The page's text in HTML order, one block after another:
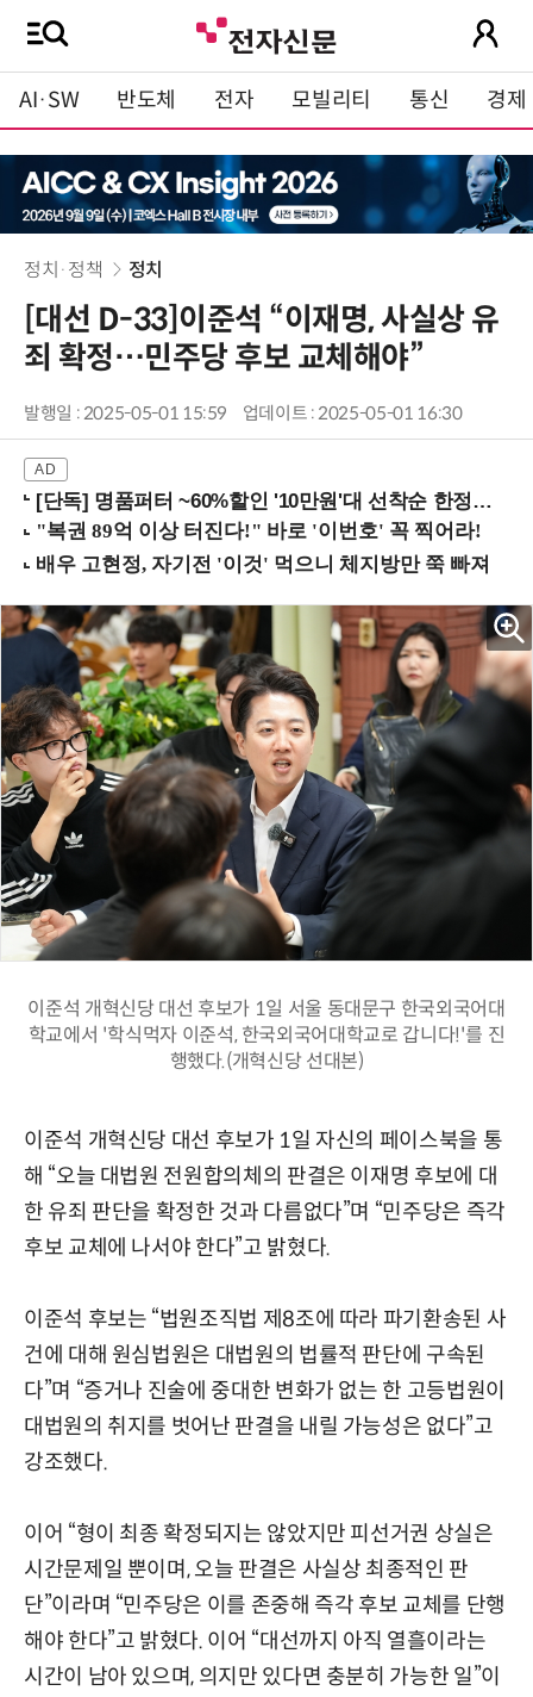
AI·SW 반도체 전자 모빌리티 통신 경제
정치·정책 정치
[대선 D-33]이준석 “이재명, 사실상 유
죄 확정…민주당 후보 교체해야”
발행일 : 2025-05-01 15:59 업데이트 : 2025-05-01 16:30
[단독] 명품퍼터 ~60%할인 '10만원'대 선착순 한정판매!
이준석 개혁신당 대선 후보가 1일 서울 동대문구 한국외국어대
학교에서 '학식먹자 이준석, 한국외국어대학교로 갑니다!'를 진
행했다.(개혁신당 선대본)
이준석 개혁신당 대선 후보가 1일 자신의 페이스북을 통
해 “오늘 대법원 전원합의체의 판결은 이재명 후보에 대
한 유죄 판단을 확정한 것과 다름없다”며 “민주당은 즉각
후보 교체에 나서야 한다”고 밝혔다.
이준석 후보는 “법원조직법 제8조에 따라 파기환송된 사
건에 대해 원심법원은 대법원의 법률적 판단에 구속된
다”며 “증거나 진술에 중대한 변화가 없는 한 고등법원이
대법원의 취지를 벗어난 판결을 내릴 가능성은 없다”고
강조했다.
이어 “형이 최종 확정되지는 않았지만 피선거권 상실은
시간문제일 뿐이며, 오늘 판결은 사실상 최종적인 판
단”이라며 “민주당은 이를 존중해 즉각 후보 교체를 단행
해야 한다”고 밝혔다. 이어 “대선까지 아직 열흘이라는
시간이 남아 있으며, 의지만 있다면 충분히 가능한 일”이